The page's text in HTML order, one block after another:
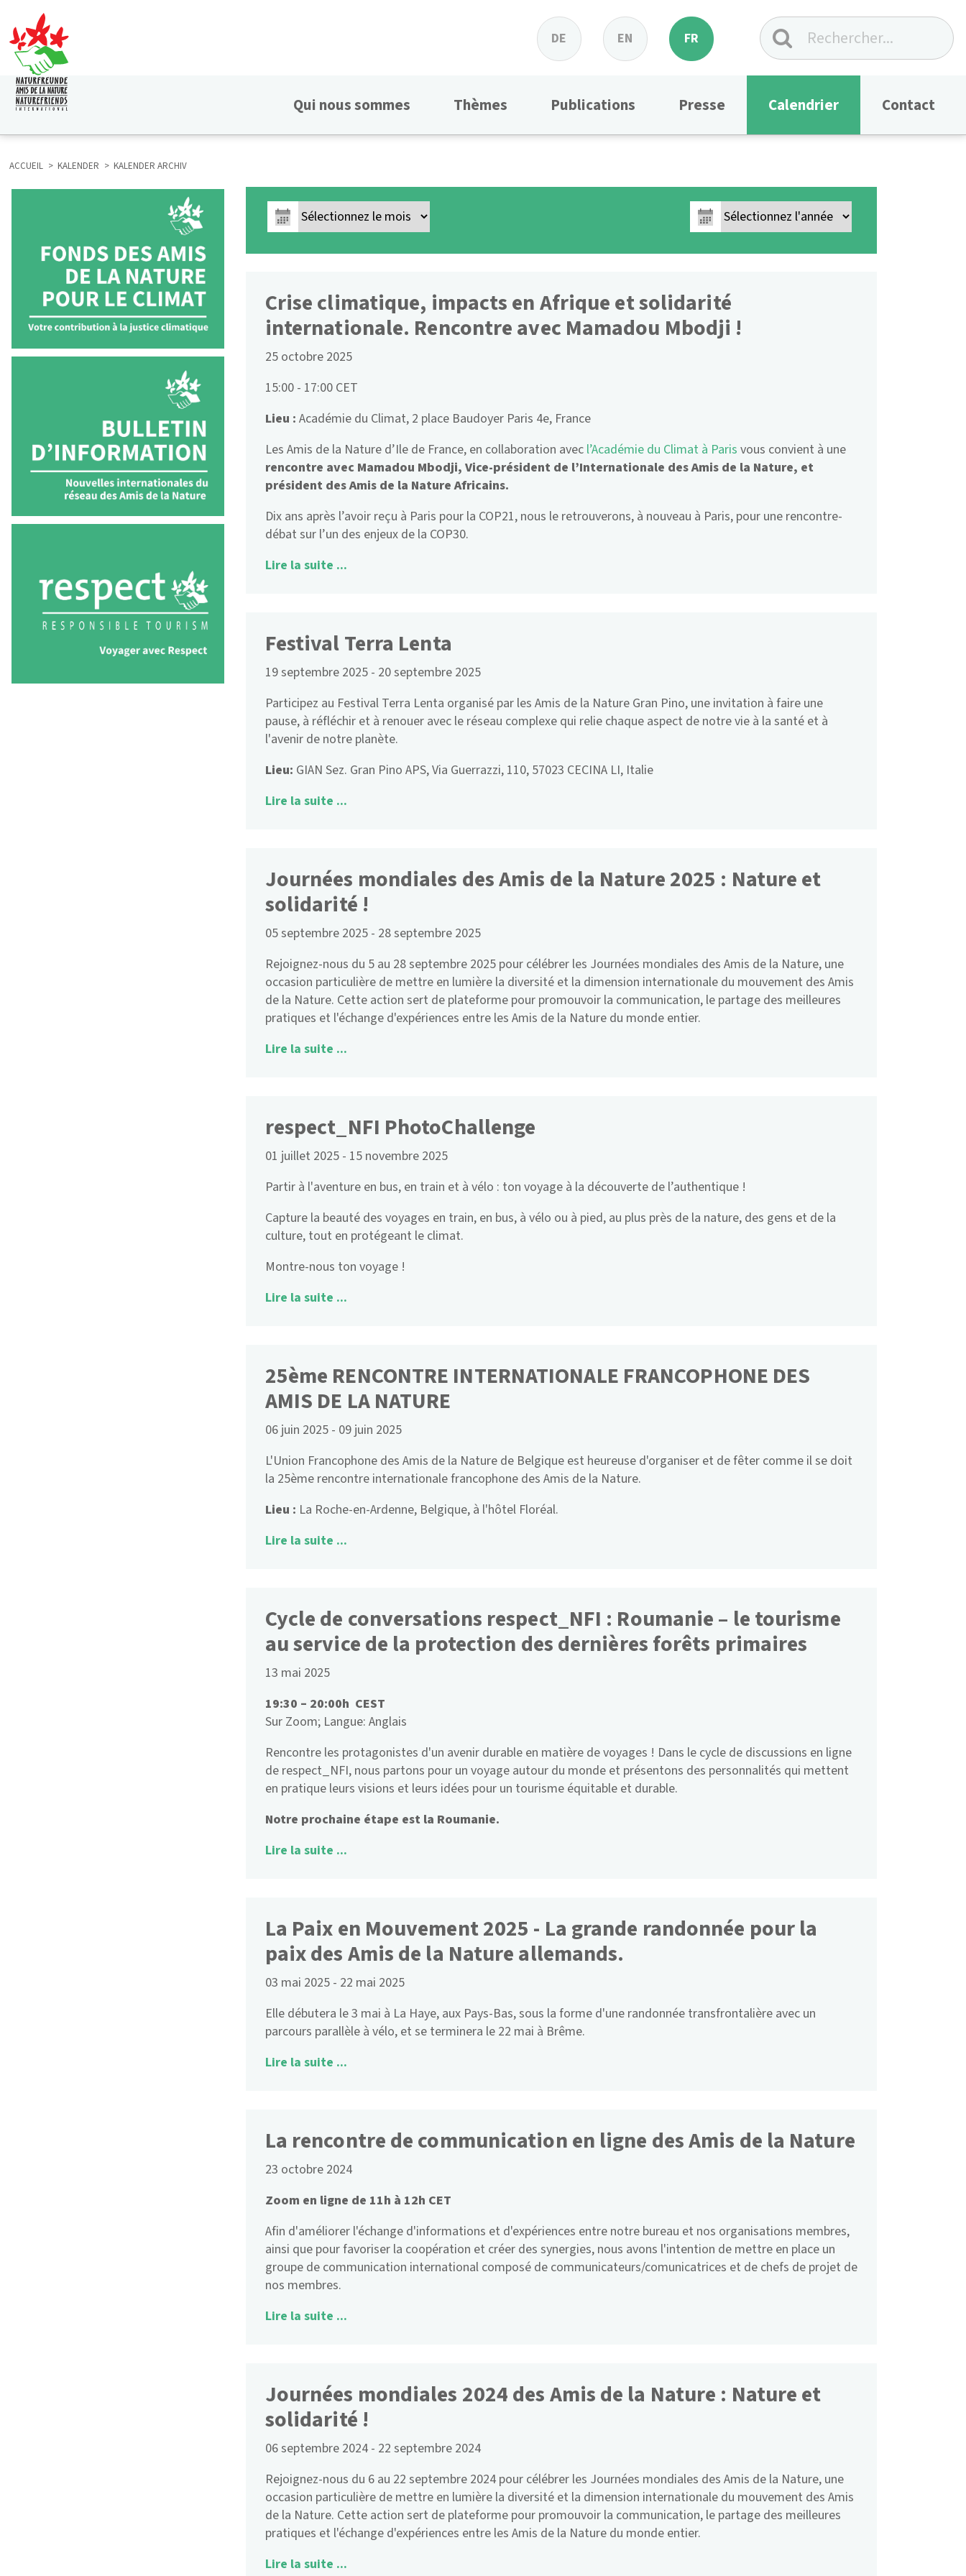
contenu
principal
DE EN FR
HAUPTNAVIGATION Qui nous sommes Thèmes Publications Presse Calendrier Contact
FIL
D'ARIANE
ACCUEIL KALENDER KALENDER ARCHIV
Crise climatique, impacts en Afrique et solidarité
internationale. Rencontre avec Mamadou Mbodji !
25 octobre 2025
15:00 - 17:00 CET
Lieu : Académie du Climat, 2 place Baudoyer Paris 4e, France
Les Amis de la Nature d’Ile de France, en collaboration avec l’Académie du Climat à Paris vous convient à une
rencontre avec Mamadou Mbodji, Vice-président de l’Internationale des Amis de la Nature, et
président des Amis de la Nature Africains.
Dix ans après l’avoir reçu à Paris pour la COP21, nous le retrouverons, à nouveau à Paris, pour une rencontre-
débat sur l’un des enjeux de la COP30.
Lire la suite ...
Festival Terra Lenta
19 septembre 2025- 20 septembre 2025
Participez au Festival Terra Lenta organisé par les Amis de la Nature Gran Pino, une invitation à faire une
pause, à réfléchir et à renouer avec le réseau complexe qui relie chaque aspect de notre vie à la santé et à
l'avenir de notre planète.
Lieu: GIAN Sez. Gran Pino APS, Via Guerrazzi, 110, 57023 CECINA LI, Italie
Lire la suite ...
Journées mondiales des Amis de la Nature 2025 : Nature et
solidarité !
05 septembre 2025- 28 septembre 2025
Rejoignez-nous du 5 au 28 septembre 2025 pour célébrer les Journées mondiales des Amis de la Nature, une
occasion particulière de mettre en lumière la diversité et la dimension internationale du mouvement des Amis
de la Nature. Cette action sert de plateforme pour promouvoir la communication, le partage des meilleures
pratiques et l'échange d'expériences entre les Amis de la Nature du monde entier.
Lire la suite ...
respect_NFI PhotoChallenge
01 juillet 2025- 15 novembre 2025
Partir à l'aventure en bus, en train et à vélo : ton voyage à la découverte de l’authentique !
Capture la beauté des voyages en train, en bus, à vélo ou à pied, au plus près de la nature, des gens et de la
culture, tout en protégeant le climat.
Montre-nous ton voyage !
Lire la suite ...
25ème RENCONTRE INTERNATIONALE FRANCOPHONE DES
AMIS DE LA NATURE
06 juin 2025- 09 juin 2025
L'Union Francophone des Amis de la Nature de Belgique est heureuse d'organiser et de fêter comme il se doit
la 25ème rencontre internationale francophone des Amis de la Nature.
Lieu : La Roche-en-Ardenne, Belgique, à l'hôtel Floréal.
Lire la suite ...
Cycle de conversations respect_NFI : Roumanie – le tourisme
au service de la protection des dernières forêts primaires
13 mai 2025
19:30 – 20:00h CEST
Sur Zoom; Langue: Anglais
Rencontre les protagonistes d'un avenir durable en matière de voyages ! Dans le cycle de discussions en ligne
de respect_NFI, nous partons pour un voyage autour du monde et présentons des personnalités qui mettent
en pratique leurs visions et leurs idées pour un tourisme équitable et durable.
Notre prochaine étape est la Roumanie.
Lire la suite ...
La Paix en Mouvement 2025 - La grande randonnée pour la
paix des Amis de la Nature allemands.
03 mai 2025- 22 mai 2025
Elle débutera le 3 mai à La Haye, aux Pays-Bas, sous la forme d'une randonnée transfrontalière avec un
parcours parallèle à vélo, et se terminera le 22 mai à Brême.
Lire la suite ...
La rencontre de communication en ligne des Amis de la Nature
23 octobre 2024
Zoom en ligne de 11h à 12h CET
Afin d'améliorer l'échange d'informations et d'expériences entre notre bureau et nos organisations membres,
ainsi que pour favoriser la coopération et créer des synergies, nous avons l'intention de mettre en place un
groupe de communication international composé de communicateurs/comunicatrices et de chefs de projet de
nos membres.
Lire la suite ...
Journées mondiales 2024 des Amis de la Nature : Nature et
solidarité !
06 septembre 2024- 22 septembre 2024
Rejoignez-nous du 6 au 22 septembre 2024 pour célébrer les Journées mondiales des Amis de la Nature, une
occasion particulière de mettre en lumière la diversité et la dimension internationale du mouvement des Amis
de la Nature. Cette action sert de plateforme pour promouvoir la communication, le partage des meilleures
pratiques et l'échange d'expériences entre les Amis de la Nature du monde entier.
Lire la suite ...